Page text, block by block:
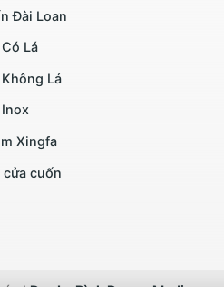
Đài Loan
Lá
Lá
Inox
Xingfa
cửa cuốn
IDev by Bình Dương Media